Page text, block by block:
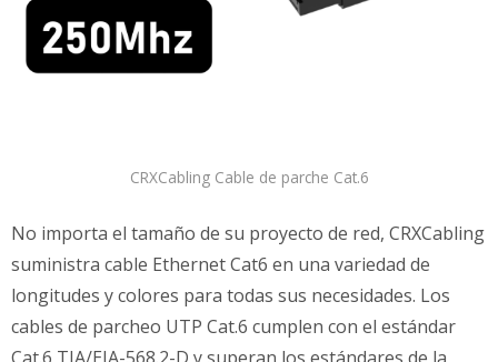
CRXCabling Cable de parche Cat.6
No importa el tamaño de su proyecto de red, CRXCabling
suministra cable Ethernet Cat6 en una variedad de
longitudes y colores para todas sus necesidades. Los
cables de parcheo UTP Cat.6 cumplen con el estándar